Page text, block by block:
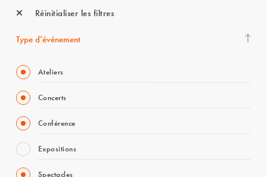
Réinitialiser les filtres
Type d’événement
Ateliers
Concerts
Conférence
Expositions
Spectacles